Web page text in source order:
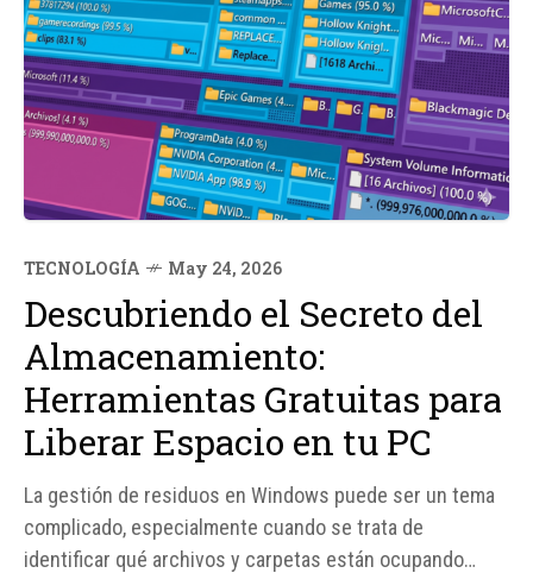
TECNOLOGÍA May 24, 2026
Descubriendo el Secreto del
Almacenamiento:
Herramientas Gratuitas para
Liberar Espacio en tu PC
La gestión de residuos en Windows puede ser un tema
complicado, especialmente cuando se trata de
identificar qué archivos y carpetas están ocupando